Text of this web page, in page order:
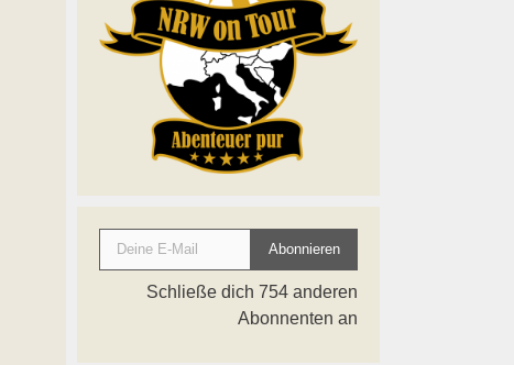
Deine E-Mail
Abonnieren
Schließe dich 754 anderen
Abonnenten an